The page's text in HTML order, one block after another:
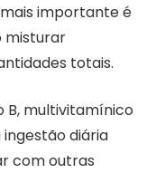
importante é
misturar
totais.
B, multivitamínico
ingestão diária
com outras